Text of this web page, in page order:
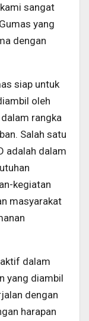
sangat
yang
dengan
siap untuk
oleh
rangka
Salah satu
adalah dalam
kegiatan
masyarakat
aktif dalam
yang diambil
dengan
harapan